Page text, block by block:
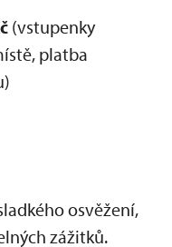
(vstupenky
platba
osvěžení,
zážitků.